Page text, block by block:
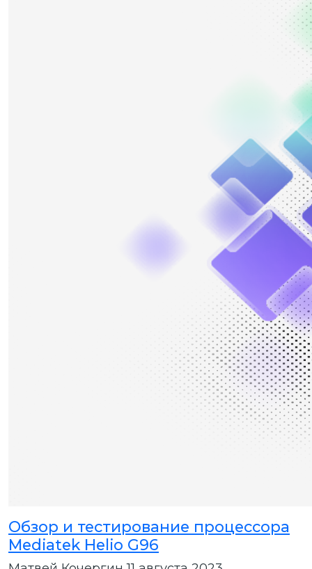
Обзор и тестирование процессора
Mediatek Helio G96